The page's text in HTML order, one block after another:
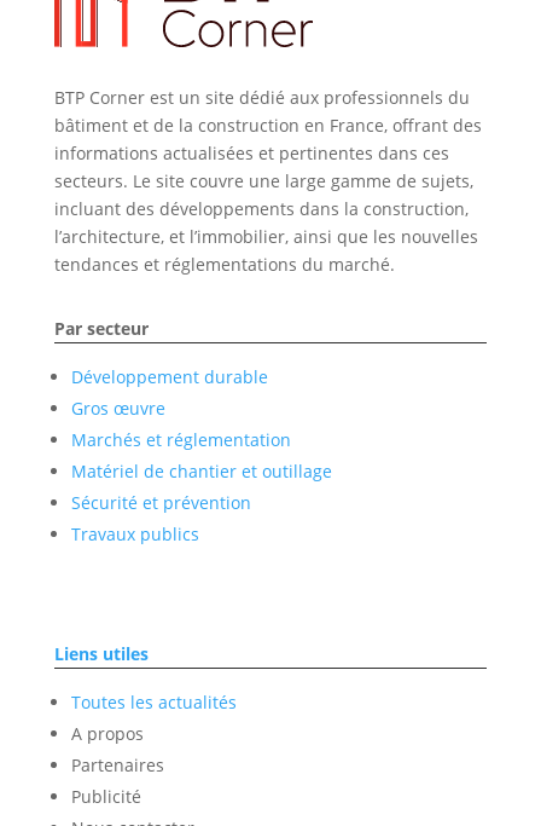
BTP Corner est un site dédié aux professionnels du
bâtiment et de la construction en France, offrant des
informations actualisées et pertinentes dans ces
secteurs. Le site couvre une large gamme de sujets,
incluant des développements dans la construction,
l’architecture, et l’immobilier, ainsi que les nouvelles
tendances et réglementations du marché.
Par secteur
Développement durable
Gros œuvre
Marchés et réglementation
Matériel de chantier et outillage
Sécurité et prévention
Travaux publics
Liens utiles
Toutes les actualités
A propos
Partenaires
Publicité